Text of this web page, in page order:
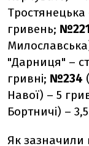
гривень;
"Дарниця" –
гривні; №234
Навої) – 5
Бортничі) –
Як зазначили